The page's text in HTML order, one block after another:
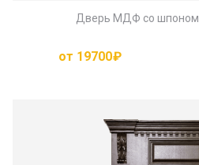
Дверь МДФ со шпоном
от 19700₽